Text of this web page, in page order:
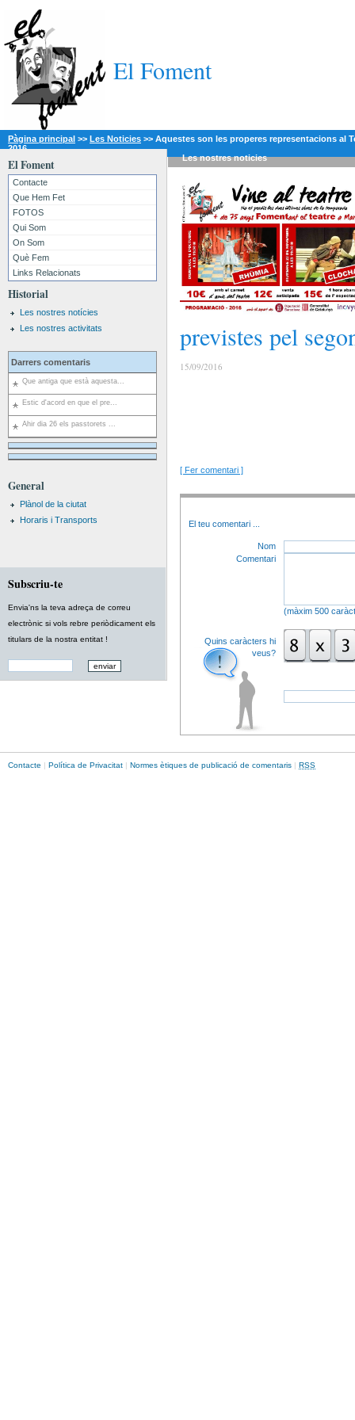
El Foment
Pàgina principal >> Les Noticies >> Aquestes son les properes representacions al
2016
El Foment
Contacte
Que Hem Fet
FOTOS
Qui Som
On Som
Què Fem
Links Relacionats
Historial
Les nostres notícies
Les nostres activitats
Darrers comentaris
Que antiga que està aquesta...
Estic d'acord en que el pre...
Ahir dia 26 els passtorets ...
General
Plànol de la ciutat
Horaris i Transports
Subscriu-te
Envia'ns la teva adreça de correu
electrònic si vols rebre periòdicament els
titulars de la nostra entitat !
Les nostresnoticies
previstes pel
15/09/2016
[ Fer comentari ]
El teu comentari
Nom
Comentari
(màxim 500
Quins caràcters hi
veus?
Contacte | Política de Privacitat | Normes ètiques de publicació de comentaris | RSS